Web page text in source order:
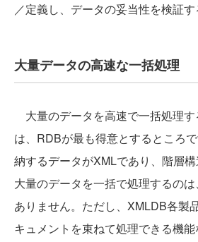
／定義し、データの妥当性を検証す
大量データの高速な一括処理
大量のデータを高速で一括処理
は、RDBが最も得意とするところ
納するデータがXMLであり、階層構
大量のデータを一括で処理するの
ありません。ただし、XMLDB各製
キュメントを束ねて処理できる機